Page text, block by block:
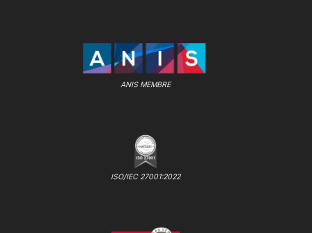
ANIS MEMBRE
ISO/IEC 27001:2022